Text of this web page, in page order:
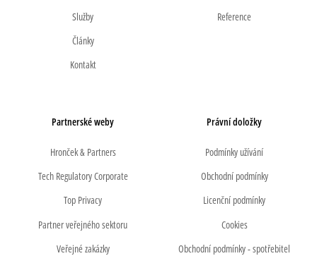
Služby
Články
Kontakt
Reference
Partnerské weby
Hronček & Partners
Tech Regulatory Corporate
Top Privacy
Partner veřejného sektoru
Veřejné zakázky
Právní doložky
Podmínky užívání
Obchodní podmínky
Licenční podmínky
Cookies
Obchodní podmínky - spotřebitel